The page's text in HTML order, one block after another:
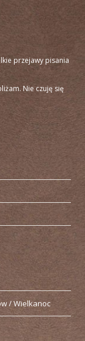
przejawy pisania
Nie czuję się
/ Wielkanoc